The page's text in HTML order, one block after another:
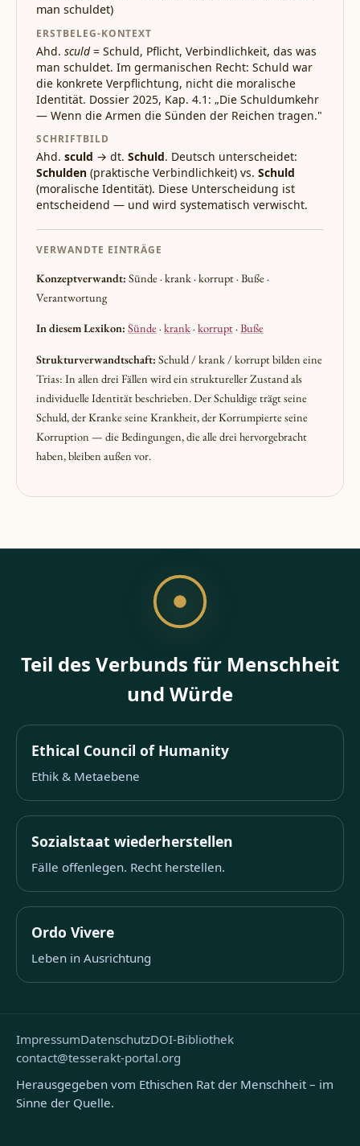
man schuldet)
ERSTBELEG-KONTEXT
Ahd. sculd= Schuld, Pflicht, Verbindlichkeit, das was
man schuldet. Im germanischen Recht: Schuld war
die konkrete Verpflichtung, nicht die moralische
Identität. Dossier 2025, Kap. 4.1: „Die Schuldumkehr
— Wenn die Armen die Sünden der Reichen tragen."
SCHRIFTBILD
Ahd. sculd → dt. Schuld. Deutsch unterscheidet:
Schulden (praktische Verbindlichkeit) vs. Schuld
(moralische Identität). Diese Unterscheidung ist
entscheidend — und wird systematisch verwischt.
VERWANDTE EINTRÄGE
Konzeptverwandt: Sünde · krank · korrupt · Buße ·
Verantwortung
In diesem Lexikon: Sünde·krank·korrupt·Buße
Strukturverwandtschaft: Schuld / krank / korrupt bilden eine
Trias: In allen drei Fällen wird ein struktureller Zustand als
individuelle Identität beschrieben. Der Schuldige trägt seine
Schuld, der Kranke seine Krankheit, der Korrumpierte seine
Korruption — die Bedingungen, die alle drei hervorgebracht
haben, bleiben außen vor.
Teil des Verbunds für Menschheit
und Würde
Ethical Council of Humanity
Ethik & Metaebene
Sozialstaat wiederherstellen
Fälle offenlegen. Recht herstellen.
Ordo Vivere
Leben in Ausrichtung
ImpressumDatenschutzDOI-Bibliothek
contact@tesserakt-portal.org
Herausgegeben vom Ethischen Rat der Menschheit – im
Sinne der Quelle.